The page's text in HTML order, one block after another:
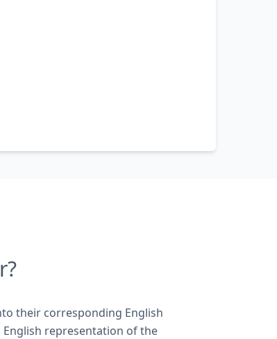
their corresponding English
English representation of the